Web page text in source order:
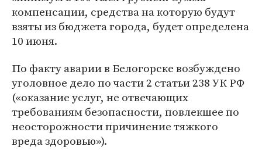
компенсации, средства на которую будут
взяты из бюджета города, будет определена
10 июня.
По факту аварии в Белогорске возбуждено
уголовное дело по части 2 статьи 238 УК РФ
(«оказание услуг, не отвечающих
требованиям безопасности, повлекшее по
неосторожности причинение тяжкого
вреда здоровью»).